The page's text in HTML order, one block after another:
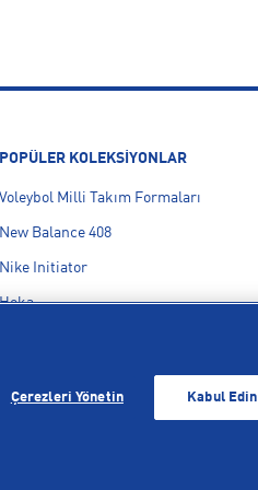
POPÜLER KOLEKSİYONLAR
Voleybol Milli Takım Formaları
New Balance 408
Nike Initiator
Hoka
Çerezleri Yönetin Kabul Edin